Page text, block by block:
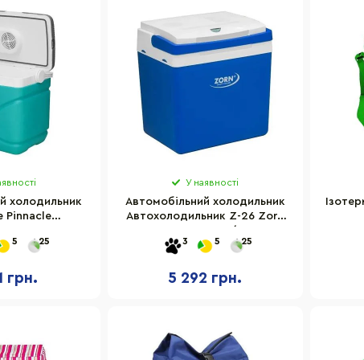
холодильник
Pinnacle
бірюзовий
5 25
грн.
У наявності
Автомобільний холодильник
Автохолодильник Z-26 Zorn
л
3 5 25
5 292 грн.